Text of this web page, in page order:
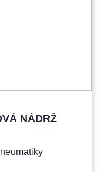
NÁDRŽ